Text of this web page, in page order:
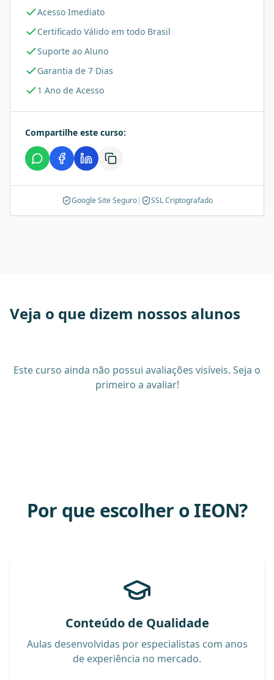
Acesso Imediato
Certificado Válido em todo Brasil
Suporte ao Aluno
Garantia de 7 Dias
1 Ano de Acesso
Compartilhe este curso:
Google Site Seguro| SSL Criptografado
Veja o que dizem nossos alunos
Este curso ainda não possui avaliações visíveis. Seja o
primeiro a avaliar!
Por que escolher o IEON?
Conteúdo de Qualidade
Aulas desenvolvidas por especialistas com anos
de experiência no mercado.